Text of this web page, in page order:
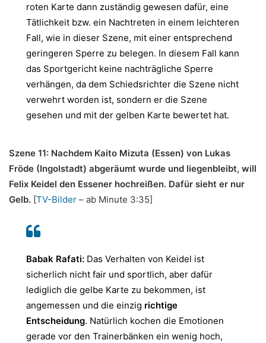
roten Karte dann zuständig gewesen dafür, eine
Tätlichkeit bzw. ein Nachtreten in einem leichteren
Fall, wie in dieser Szene, mit einer entsprechend
geringeren Sperre zu belegen. In diesem Fall kann
das Sportgericht keine nachträgliche Sperre
verhängen, da dem Schiedsrichter die Szene nicht
verwehrt worden ist, sondern er die Szene
gesehen und mit der gelben Karte bewertet hat.
Szene 11: Nachdem Kaito Mizuta (Essen) von Lukas
Fröde (Ingolstadt) abgeräumt wurde und liegenbleibt, will
Felix Keidel den Essener hochreißen. Dafür sieht er nur
Gelb. [TV-Bilder – ab Minute 3:35]
Babak Rafati: Das Verhalten von Keidel ist
sicherlich nicht fair und sportlich, aber dafür
lediglich die gelbe Karte zu bekommen, ist
angemessen und die einzig richtige
Entscheidung. Natürlich kochen die Emotionen
gerade vor den Trainerbänken ein wenig hoch,